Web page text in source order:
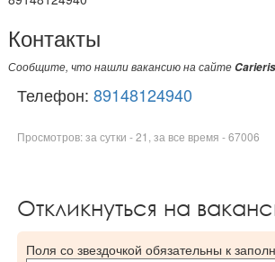
Контакты
Сообщите, что нашли вакансию на сайте
Телефон: 89148124940
Просмотров: за сутки - 21, за все время - 67006
Откликнуться на
Поля со звездочкой обязательны к